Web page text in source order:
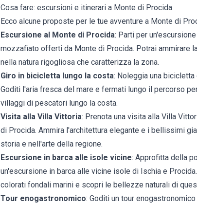
Cosa fare: escursioni e itinerari a Monte di Procida
Ecco alcune proposte per le tue avventure a Monte di
Escursione al Monte di Procida: Parti per
mozzafiato offerti da Monte di Procida. Potrai ammirare
nella natura rigogliosa che caratterizza la zona.
Giro in bicicletta lungo la costa: Noleggia una
Goditi l'aria fresca del mare e fermati lungo il percorso
villaggi di pescatori lungo la costa.
Visita alla Villa Vittoria: Prenota una visita alla Villa
di Procida. Ammira l'architettura elegante e i bellissimi
storia e nell'arte della regione.
Escursione in barca alle isole vicine: Approfitta della
un'escursione in barca alle vicine isole di Ischia e
colorati fondali marini e scopri le bellezze naturali di
Tour enogastronomico: Goditi un tour